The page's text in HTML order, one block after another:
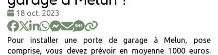
Date
:
18 oct. 2023
Pour installer une porte de garage à Melun, pose
comprise, vous devez prévoir en moyenne 1000 euros.